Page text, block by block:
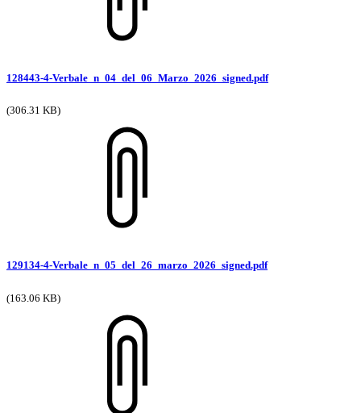
128443-4-Verbale_n_04_del_06_Marzo_2026_signed.pdf
(306.31 KB)
129134-4-Verbale_n_05_del_26_marzo_2026_signed.pdf
(163.06 KB)